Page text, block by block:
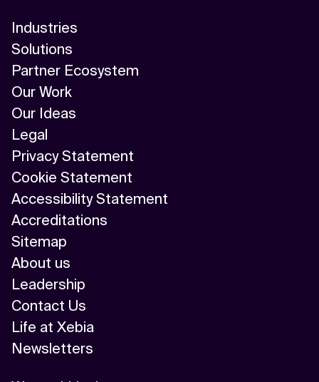
Industries
Solutions
Partner Ecosystem
Our Work
Our Ideas
Legal
Privacy Statement
Cookie Statement
Accessibility Statement
Accreditations
Sitemap
About us
Leadership
Contact Us
Life at Xebia
Newsletters